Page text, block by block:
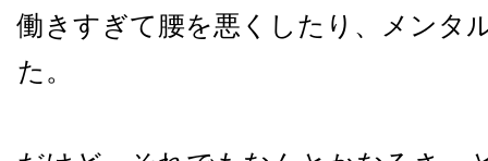
働きすぎて腰を悪くしたり、メンタ
た。